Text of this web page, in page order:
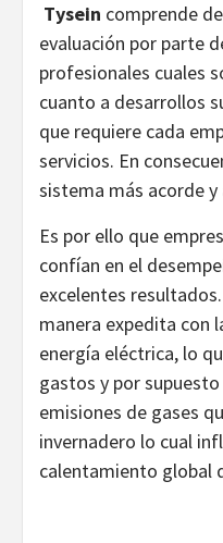
Tysein comprende
evaluación por parte
profesionales cuales
cuanto a desarrollos
que requiere cada
servicios. En
sistema más acorde y
Es por ello que
confían en el
excelentes
manera expedita con
energía eléctrica, lo
gastos y por
emisiones de gases
invernadero lo cual
calentamiento global